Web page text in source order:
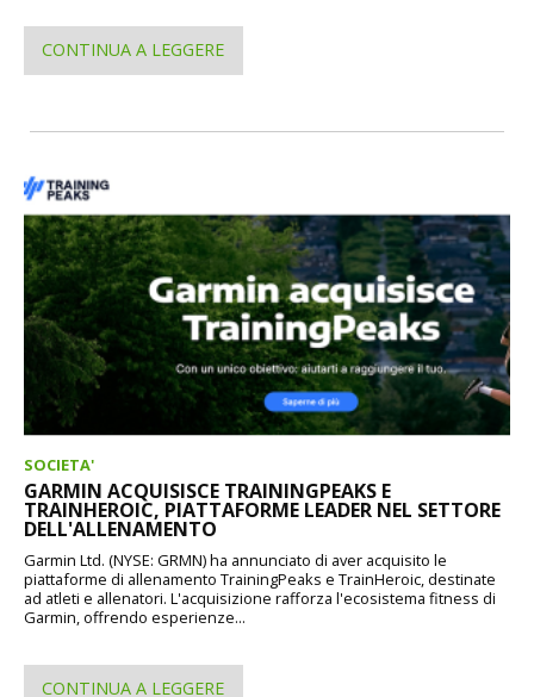
CONTINUA A LEGGERE
SOCIETA'
GARMIN ACQUISISCE TRAININGPEAKS E
TRAINHEROIC, PIATTAFORME LEADER NEL SETTORE
DELL'ALLENAMENTO
Garmin Ltd. (NYSE: GRMN) ha annunciato di aver acquisito le
piattaforme di allenamento TrainingPeaks e TrainHeroic, destinate
ad atleti e allenatori. L'acquisizione rafforza l'ecosistema fitness di
Garmin, offrendo esperienze...
CONTINUA A LEGGERE